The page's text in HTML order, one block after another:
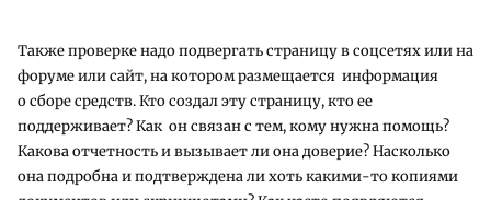
Также проверке надо подвергать страницу в соцсетях или на
форуме или сайт, на котором размещается информация
о сборе средств. Кто cоздал эту страницу, кто ее
поддерживает? Как он связан с тем, кому нужна помощь?
Какова отчетность и вызывает ли она доверие? Насколько
она подробна и подтверждена ли хоть какими-то копиями